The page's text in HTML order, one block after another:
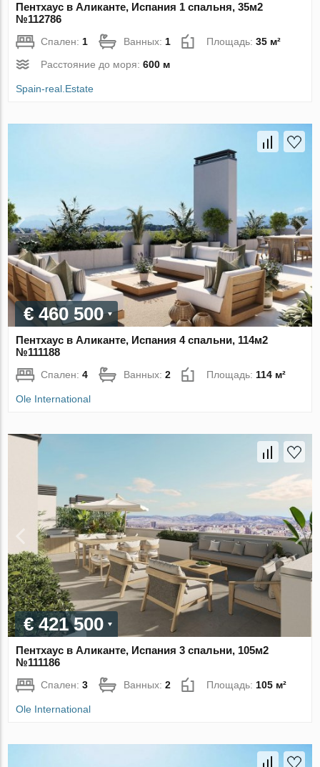
Пентхаус в Аликанте, Испания 1 спальня, 35м2
№112786
Спален: 1 Ванных: 1 Площадь:35 м²
Расстояние до моря:600 м
Spain-real.Estate
€ 460 500
Пентхаус в Аликанте, Испания 4 спальни, 114м2
№111188
Спален:4 Ванных:2 Площадь: 114 м²
Ole International
€ 421 500
Пентхаус в Аликанте, Испания 3 спальни, 105м2
№111186
Спален:3 Ванных:2 Площадь: 105 м²
Ole International